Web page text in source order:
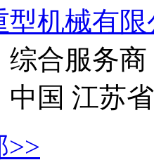
型机械有限
综合服务商
中国 江苏
>>